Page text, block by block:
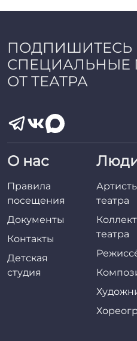
i
n
ПОДПИШИТЕСЬ
СПЕЦИАЛЬНЫЕ
ОТ ТЕАТРА
О нас
Правила
посещения
Документы
Контакты
Детская
студия
театра
театра